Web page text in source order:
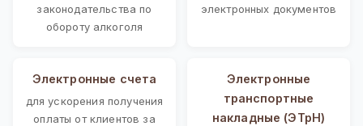
законодательства по
обороту алкоголя
электронных документов
Электронные счета
для ускорения получения
оплаты от клиентов за
Электронные
транспортные
накладные (ЭТрН)